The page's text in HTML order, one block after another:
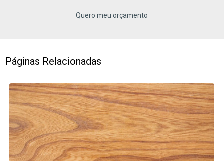
Quero meu orçamento
Páginas Relacionadas